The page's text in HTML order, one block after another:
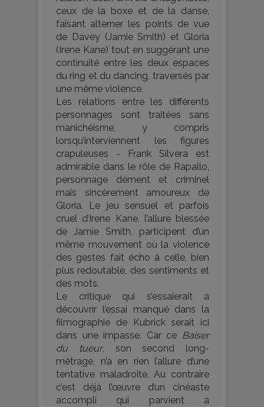
ceux de la boxe et de la danse,
faisant alterner les points de vue
de Davey (Jamie Smith) et Gloria
(Irene Kane) tout en suggérant une
continuité entre les deux espaces
du ring et du dancing, traversés par
une même violence.
Les relations entre les différents
personnages sont traitées sans
manichéisme, y compris
lorsqu’interviennent les figures
crapuleuses - Frank Silvera est
admirable dans le rôle de Rapallo,
personnage dément et criminel
mais sincèrement amoureux de
Gloria. Le jeu sensuel et parfois
cruel d’Irene Kane, l’allure blessée
de Jamie Smith, participent d’un
même mouvement où la violence
des gestes fait écho à celle, bien
plus redoutable, des sentiments et
des mots.
Le critique qui s’essaierait à
découvrir l’essai manqué dans la
filmographie de Kubrick serait ici
dans une impasse. Car ce Baiser
du tueur, son second long-
métrage, n’a en rien l’allure d’une
tentative maladroite. Au contraire
c’est déjà l’œuvre d’un cinéaste
accompli qui parvient à